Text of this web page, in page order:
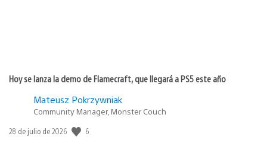
Hoy se lanza la demo de Flamecraft, que llegará a PS5 este año
Mateusz Pokrzywniak
Community Manager, Monster Couch
Fecha
28 de julio de 2026 6